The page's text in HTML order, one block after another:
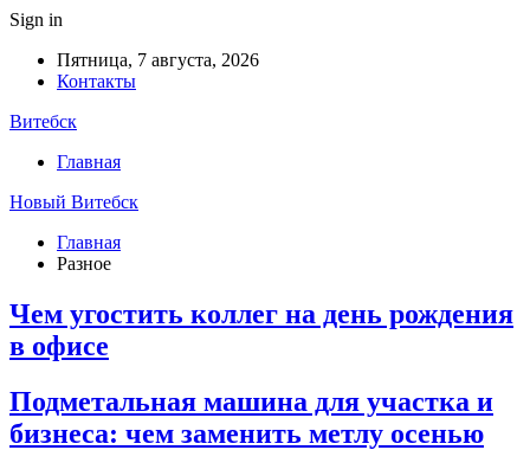
Sign in
Пятница, 7 августа, 2026
Контакты
Витебск
Главная
Новый Витебск
Главная
Разное
Чем угостить коллег на день рождения
в офисе
Подметальная машина для участка и
бизнеса: чем заменить метлу осенью